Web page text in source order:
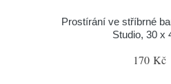
Prostírání ve stříbrné
Studio, 30 x
170 Kč